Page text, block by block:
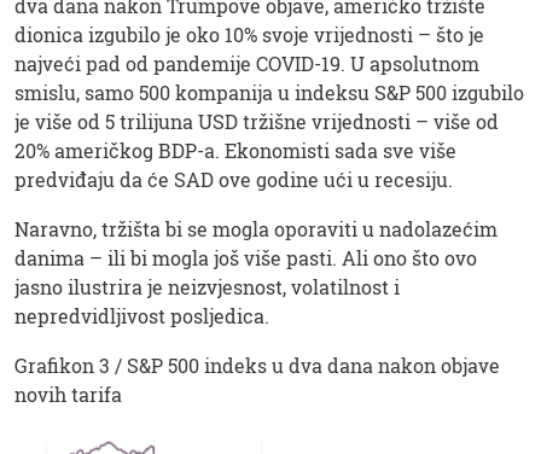
dva dana nakon Trumpove objave, američko tržište
dionica izgubilo je oko 10% svoje vrijednosti – što je
najveći pad od pandemije COVID-19. U apsolutnom
smislu, samo 500 kompanija u indeksu S&P 500 izgubilo
je više od 5 trilijuna USD tržišne vrijednosti – više od
20% američkog BDP-a. Ekonomisti sada sve više
predviđaju da će SAD ove godine ući u recesiju.
Naravno, tržišta bi se mogla oporaviti u nadolazećim
danima – ili bi mogla još više pasti. Ali ono što ovo
jasno ilustrira je neizvjesnost, volatilnost i
nepredvidljivost posljedica.
Grafikon 3 / S&P 500 indeks u dva dana nakon objave
novih tarifa